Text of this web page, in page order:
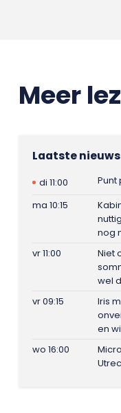
Meer
Laatste nieuws
di 11:00
Punt
ma 10:15
nog
vr 11:00
Niet
wel
vr 09:15
Iris
en
wo 16:00